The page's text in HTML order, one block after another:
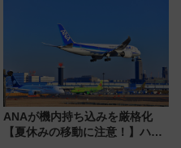
ANAが機内持ち込みを厳格化
【夏休みの移動に注意！】ハン